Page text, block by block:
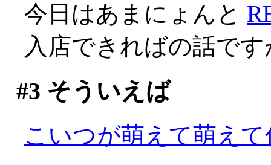
今日はあまにょんと
入店できればの話で
#3 そういえば
こいつが萌えて萌え